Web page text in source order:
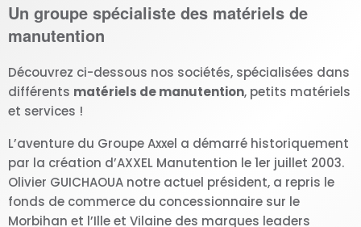
Un groupe spécialiste des matériels de
manutention
Découvrez ci-dessous nos sociétés, spécialisées dans
différents matériels de manutention, petits matériels
et services !
L’aventure du Groupe Axxel a démarré historiquement
par la création d’AXXEL Manutention le 1er juillet 2003.
Olivier GUICHAOUA notre actuel président, a repris le
fonds de commerce du concessionnaire sur le
Morbihan et l’Ille et Vilaine des marques leaders